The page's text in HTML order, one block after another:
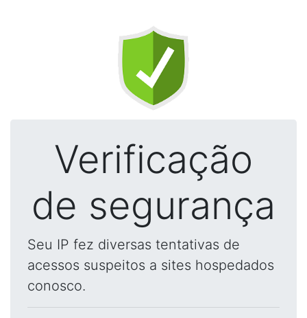
Verificação
de segurança
Seu IP fez diversas tentativas de
acessos suspeitos a sites hospedados
conosco.